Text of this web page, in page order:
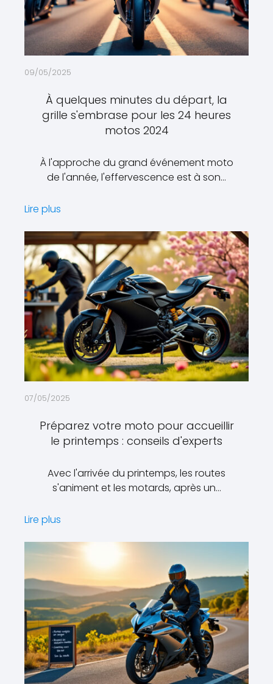
09/05/2025
À quelques minutes du départ, la
grille s'embrase pour les 24 heures
motos 2024
À l'approche du grand événement moto
de l'année, l'effervescence est à son…
Lire plus
07/05/2025
Préparez votre moto pour accueillir
le printemps : conseils d'experts
Avec l'arrivée du printemps, les routes
s'animent et les motards, après un…
Lire plus